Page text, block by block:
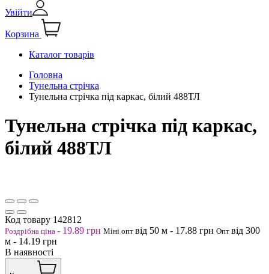
Увійти
Корзина
Каталог товарів
Головна
Тунельна стрічка
Тунельна стрічка під каркас, білий 488ТЛ
Тунельна стрічка під каркас,
білий 488ТЛ
Код товару 142812
Роздрібна ціна - 19.89 грн Міні опт від 50 м - 17.88 грн Опт від 300
м - 14.19 грн
В наявності